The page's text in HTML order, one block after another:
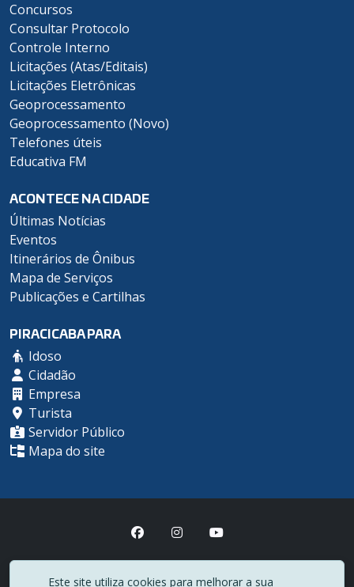
Concursos
Consultar Protocolo
Controle Interno
Licitações (Atas/Editais)
Licitações Eletrônicas
Geoprocessamento
Geoprocessamento (Novo)
Telefones úteis
Educativa FM
ACONTECE NA CIDADE
Últimas Notícias
Eventos
Itinerários de Ônibus
Mapa de Serviços
Publicações e Cartilhas
PIRACICABA PARA
Idoso
Cidadão
Empresa
Turista
Servidor Público
Mapa do site
Este site utiliza cookies para melhorar a sua